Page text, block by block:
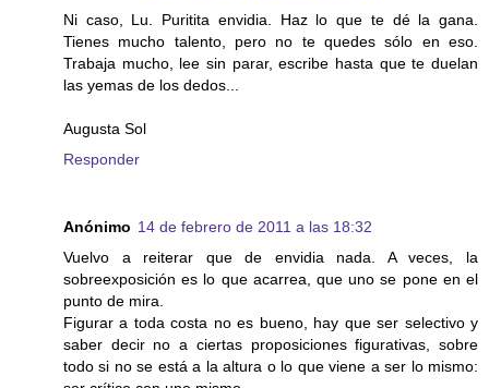
Ni caso, Lu. Puritita envidia. Haz lo que te dé la gana.
Tienes mucho talento, pero no te quedes sólo en eso.
Trabaja mucho, lee sin parar, escribe hasta que te duelan
las yemas de los dedos...
Augusta Sol
Responder
Anónimo 14 de febrero de 2011 a las 18:32
Vuelvo a reiterar que de envidia nada. A veces, la
sobreexposición es lo que acarrea, que uno se pone en el
punto de mira.
Figurar a toda costa no es bueno, hay que ser selectivo y
saber decir no a ciertas proposiciones figurativas, sobre
todo si no se está a la altura o lo que viene a ser lo mismo: